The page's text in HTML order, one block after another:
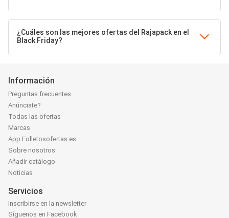
¿Cuáles son las mejores ofertas del Rajapack en el
Black Friday?
Información
Preguntas frecuentes
Anúnciate?
Todas las ofertas
Marcas
App Folletosofertas.es
Sobre nosotros
Añadir catálogo
Noticias
Servicios
Inscribirse en la newsletter
Síguenos en Facebook